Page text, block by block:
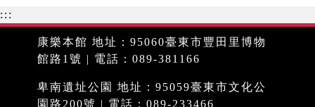
:::
康樂本館 地址：95060臺東市豐田里博物
館路1號 | 電話：089-381166
卑南遺址公園 地址：95059臺東市文化公
園路200號 | 電話：089-233466